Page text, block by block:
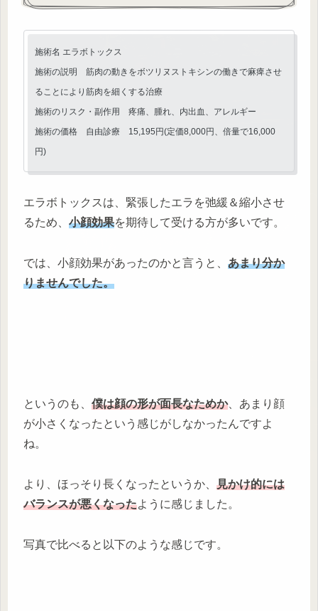
施術名 エラボトックス
施術の説明 筋肉の動きをボツリヌストキシンの働きで麻痺させ
ることにより筋肉を細くする治療
施術のリスク・副作用 疼痛、腫れ、内出血、アレルギー
施術の価格 自由診療 15,195円(定価8,000円、倍量で16,000
円)
エラボトックスは、緊張したエラを弛緩＆縮小させ
るため、 小顔効果を期待して受ける方が多いです。
では、小顔効果があったのかと言うと、 あまり分か
りませんでした。
というのも、 僕は顔の形が面長なためか、あまり顔
が小さくなったという感じがしなかったんですよ
ね。
より、ほっそり長くなったというか、 見かけ的には
バランスが悪くなったように感じました。
写真で比べると以下のような感じです。